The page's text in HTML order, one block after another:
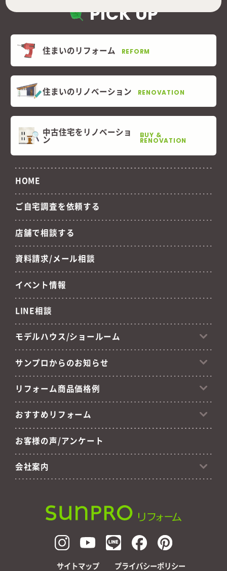
PICK UP
住まいのリフォーム REFORM
住まいのリノベーション RENOVATION
中古住宅をリノベーショ
ン BUY &
RENOVATION
HOME
ご自宅調査を依頼する
店舗で相談する
資料請求/メール相談
イベント情報
LINE相談
モデルハウス/ショールーム
サンプロからのお知らせ
リフォーム商品価格例
おすすめリフォーム
お客様の声/アンケート
会社案内
サイトマップ プライバシーポリシー